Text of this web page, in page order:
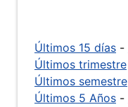
Últimos 15 días -
Últimos trimestre
Últimos semestre
Últimos 5 Años -